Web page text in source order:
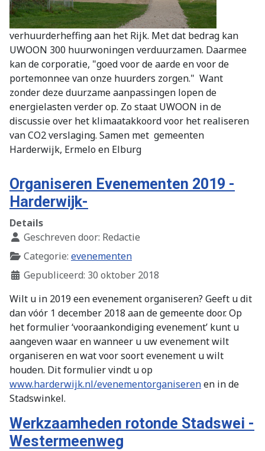
verhuurderheffing aan het Rijk. Met dat bedrag kan
UWOON 300 huurwoningen verduurzamen. Daarmee
kan de corporatie, "goed voor de aarde en voor de
portemonnee van onze huurders zorgen." Want
zonder deze duurzame aanpassingen lopen de
energielasten verder op. Zo staat UWOON in de
discussie over het klimaatakkoord voor het realiseren
van CO2 verslaging. Samen met gemeenten
Harderwijk, Ermelo en Elburg
Organiseren Evenementen 2019 -
Harderwijk-
Details
Geschreven door: Redactie
Categorie: evenementen
Gepubliceerd: 30 oktober 2018
Wilt u in 2019 een evenement organiseren? Geeft u dit
dan vóór 1 december 2018 aan de gemeente door. Op
het formulier ‘vooraankondiging evenement’ kunt u
aangeven waar en wanneer u uw evenement wilt
organiseren en wat voor soort evenement u wilt
houden. Dit formulier vindt u op
www.harderwijk.nl/evenementorganiserenen in de
Stadswinkel.
Werkzaamheden rotonde Stadswei -
Westermeenweg